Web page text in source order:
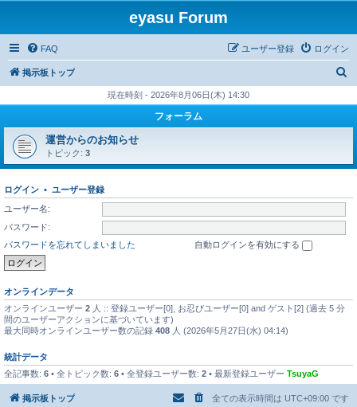
eyasu Forum
FAQ ログイン
ユーザー登録
掲示板トップ
現在時刻 - 2026年8月06日(木) 14:30
フォーラム
運営からのお知らせ
トピック: 3
ログイン • ユーザー登録
ユーザー名:
パスワード:
パスワードを忘れてしまいました
自動ログインを有効にする
オンラインデータ
オンラインユーザー 2 人 :: 登録ユーザー[0], お忍びユーザー[0] and ゲスト[2] (過去 5 分
間のユーザーアクションに基づいています)
最大同時オンラインユーザー数の記録 408 人 (2026年5月27日(水) 04:14)
統計データ
全記事数: 6 • 全トピック数: 6 • 全登録ユーザー数: 2 • 最新登録ユーザー TsuyaG
掲示板トップ 全ての表示時間は UTC+09:00 です